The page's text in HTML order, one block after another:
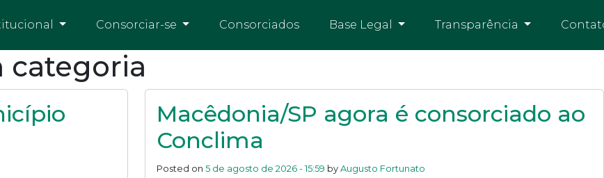
Consorciar-se Consorciados Base Legal Transparência
categoria
Macêdonia/SP agora é consorciado ao
Conclima
Posted on 5 de agosto de 2026 - 15:59 byAugusto Fortunato